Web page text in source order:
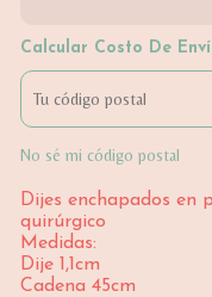
Calcular Costo De
No sé mi código postal
Dijes enchapados en
quirúrgico
Medidas:
Dije 1,1cm
Cadena 45cm